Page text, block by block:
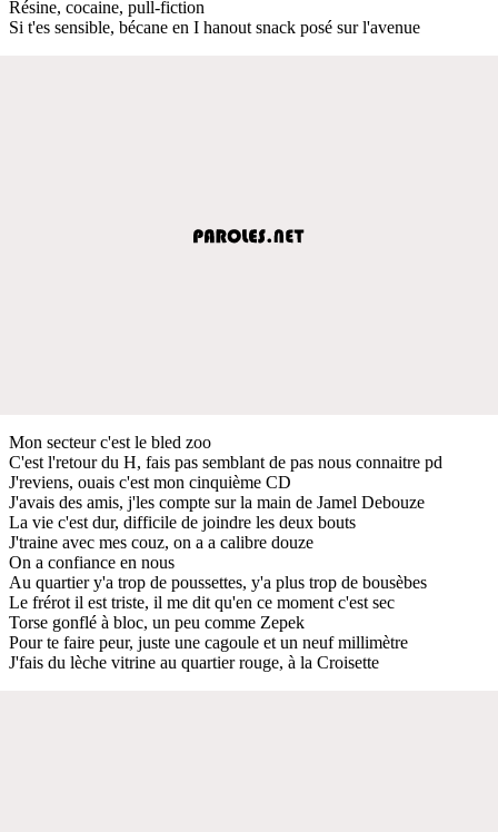
Résine, cocaine, pull-fiction
Si t'es sensible, bécane en I hanout snack posé sur l'avenue
Mon secteur c'est le bled zoo
C'est l'retour du H, fais pas semblant de pas nous connaitre pd
J'reviens, ouais c'est mon cinquième CD
J'avais des amis, j'les compte sur la main de Jamel Debouze
La vie c'est dur, difficile de joindre les deux bouts
J'traine avec mes couz, on a a calibre douze
On a confiance en nous
Au quartier y'a trop de poussettes, y'a plus trop de bousèbes
Le frérot il est triste, il me dit qu'en ce moment c'est sec
Torse gonflé à bloc, un peu comme Zepek
Pour te faire peur, juste une cagoule et un neuf millimètre
J'fais du lèche vitrine au quartier rouge, à la Croisette